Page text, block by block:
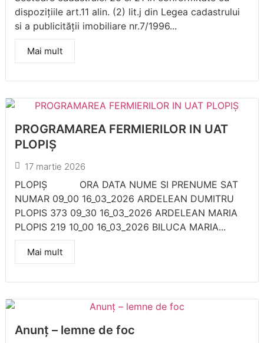
dispoziţiile art.11 alin. (2) lit.j din Legea cadastrului
si a publicității imobiliare nr.7/1996...
Mai mult
PROGRAMAREA FERMIERILOR IN UAT
PLOPIŞ
17 martie 2026
PLOPIȘ ORA DATA NUME SI PRENUME SAT
NUMAR 09_00 16_03_2026 ARDELEAN DUMITRU
PLOPIS 373 09_30 16_03_2026 ARDELEAN MARIA
PLOPIS 219 10_00 16_03_2026 BILUCA MARIA...
Mai mult
Anunț – lemne de foc